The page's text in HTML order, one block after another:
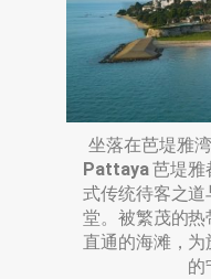
坐落在芭堤雅
Pattaya芭堤雅
式传统待客之
堂。被繁茂的
直通的海滩，
的